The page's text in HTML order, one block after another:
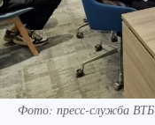
Фото: пресс-служба ВТБ